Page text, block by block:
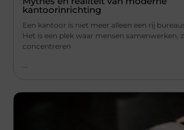
kantoorinrichting
Een kantoor is niet meer alleen een rij
Het is een plek waar mensen samenwerken,
concentreren
...